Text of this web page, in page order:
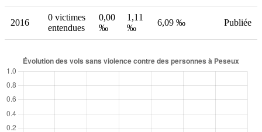
2016
0 victimes
entendues
0,00
‰
1,11
‰
6,09 ‰ Publiée